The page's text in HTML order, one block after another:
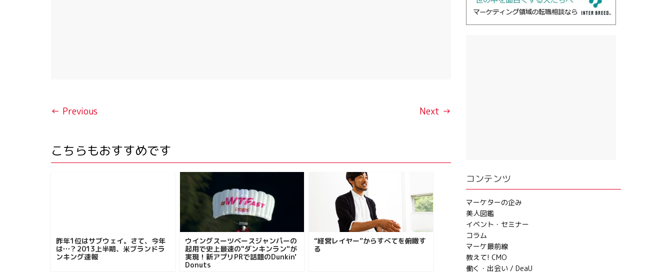
← Previous Next →
こちらもおすすめです
昨年1位はサブウェイ。さて、今年
は…？2013上半期、米ブランドラ
ンキング速報
ウイングスーツベースジャンパーの
起用で史上最速の"ダンキンラン"が
実現！新アプリPRで話題のDunkin'
Donuts
“経営レイヤー”からすべてを俯瞰す
る
コンテンツ
マーケターの企み
美人図鑑
イベント・セミナー
コラム
マーケ最前線
教えて! CMO
働く・出会い / DeaU